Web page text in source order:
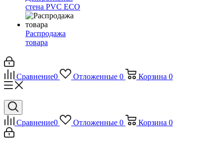
стена PVC ECO
Распродажа
товара
Сравнение0 Отложенные 0 Корзина 0
Сравнение0 Отложенные 0 Корзина 0